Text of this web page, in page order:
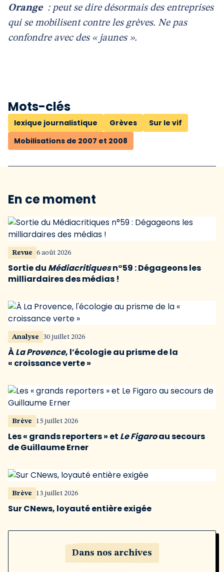
Orange : peut se dire désormais des entreprises
qui se mobilisent contre les grèves. Ne pas
confondre avec des « jaunes ».
Mots-clés
lexique journalistique Grèves
Sur le vif
Mobilisations de 2007 et 2008
En ce moment
Revue 6 août 2026
Sortie du Médiacritiquesn°59 : Dégageons les
milliardaires des médias !
Analyse 30 juillet 2026
ÀLa Provence, l’écologie au prisme de la
« croissance verte »
Brève 15 juillet 2026
Les « grands reporters » et Le Figaroau secours
de Guillaume Erner
Brève 13 juillet 2026
Sur CNews, loyauté entière exigée
Dans nos archives